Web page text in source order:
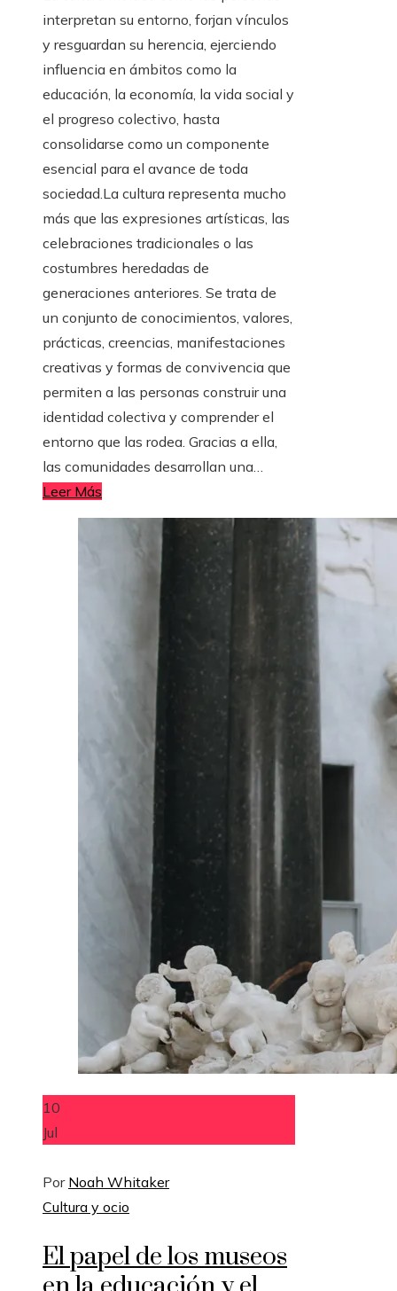
interpretan su entorno, forjan vínculos
y resguardan su herencia, ejerciendo
influencia en ámbitos como la
educación, la economía, la vida social y
el progreso colectivo, hasta
consolidarse como un componente
esencial para el avance de toda
sociedad.La cultura representa mucho
más que las expresiones artísticas, las
celebraciones tradicionales o las
costumbres heredadas de
generaciones anteriores. Se trata de
un conjunto de conocimientos, valores,
prácticas, creencias, manifestaciones
creativas y formas de convivencia que
permiten a las personas construir una
identidad colectiva y comprender el
entorno que las rodea. Gracias a ella,
las comunidades desarrollan una…
Leer Más
10
Jul
Por Noah Whitaker
Cultura y ocio
El papel de los museos